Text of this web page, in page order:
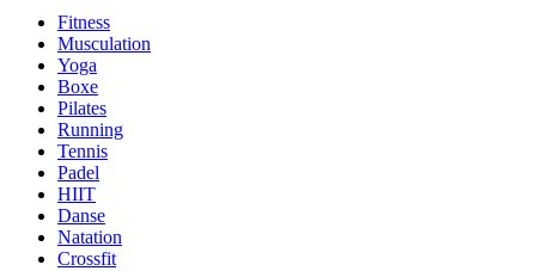
Fitness
Musculation
Yoga
Boxe
Pilates
Running
Tennis
Padel
HIIT
Danse
Natation
Crossfit